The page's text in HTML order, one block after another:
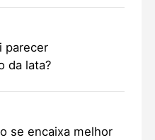
parecer
da lata?
se encaixa melhor